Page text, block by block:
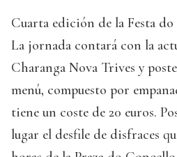
Cuarta edición de la Festa
La jornada contará con la
Charanga Nova Trives y
menú, compuesto por
tiene un coste de 20 euros.
lugar el desfile de disfraces